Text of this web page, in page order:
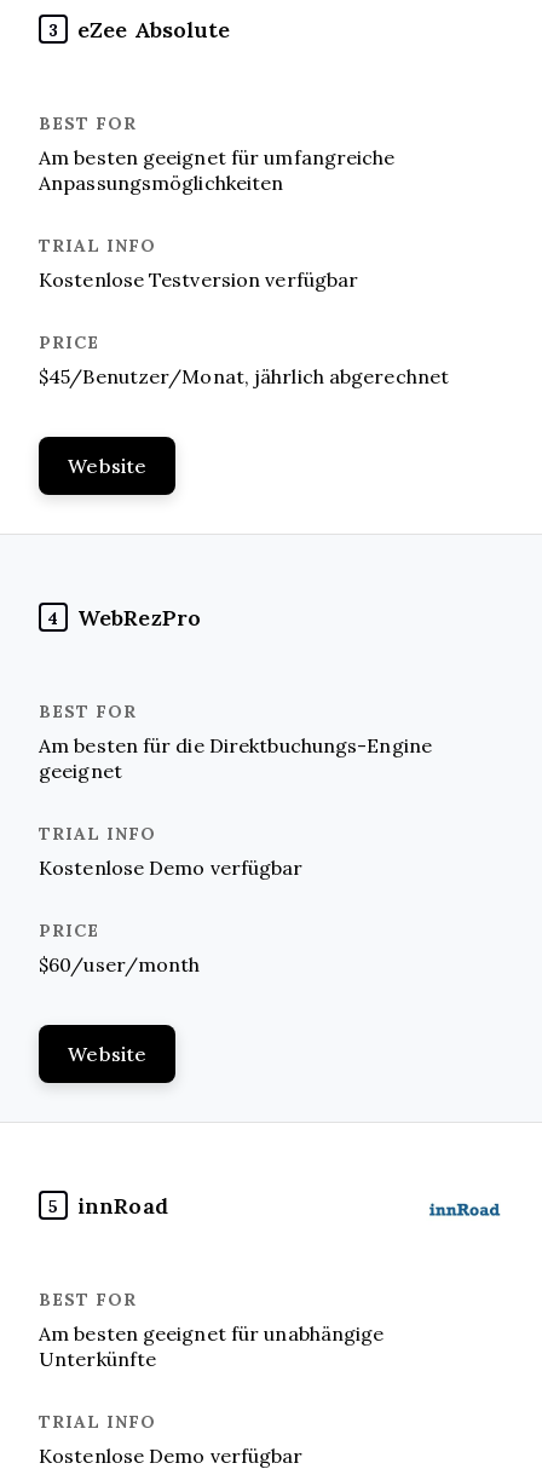
3 eZee Absolute
Am besten geeignet für umfangreiche
Anpassungsmöglichkeiten
Kostenlose Testversion verfügbar
$45/Benutzer/Monat, jährlich abgerechnet
Website
4 WebRezPro
Am besten für die Direktbuchungs-Engine
geeignet
Kostenlose Demo verfügbar
$60/user/month
Website
5 innRoad
Am besten geeignet für unabhängige
Unterkünfte
Kostenlose Demo verfügbar